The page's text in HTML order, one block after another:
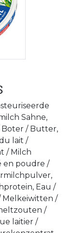
Sahne,
Boter / Butter,
lait /
/ Milch
en poudre /
Eau /
Melkeiwitten /
/
laitier /